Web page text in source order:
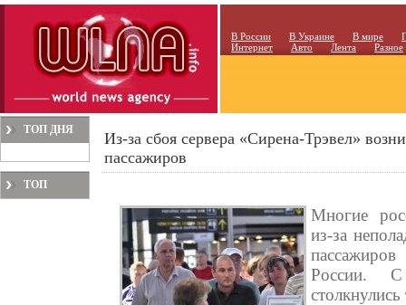
В России В Украине В мире
Интернет
Авто Лента Разное
ТОП ДНЯ
ТОП
Из-за сбоя сервера «Сирена-Трэвел»
пассажиров
Многие
из-за
России. С